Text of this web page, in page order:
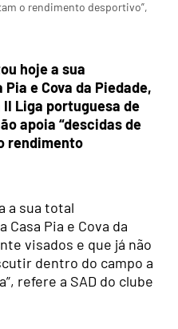
o rendimento desportivo”,
hoje a sua
e Cova da Piedade,
Liga portuguesa de
apoia “descidas de
rendimento
a sua total
Casa Pia e Cova da
visados e que já não
dentro do campo a
refere a SAD do clube